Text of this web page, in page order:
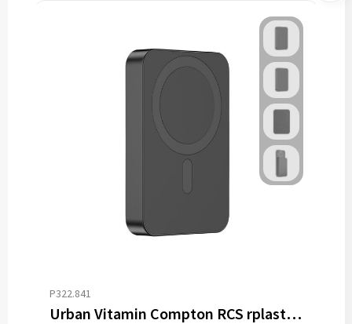
P322.841
Urban Vitamin Compton RCS rplastic/alu 10.000 mAh powerbank